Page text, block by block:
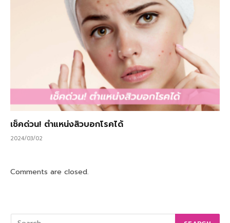
เช็คด่วน! ตำแหน่งสิวบอกโรคได้
2024/03/02
Comments are closed.